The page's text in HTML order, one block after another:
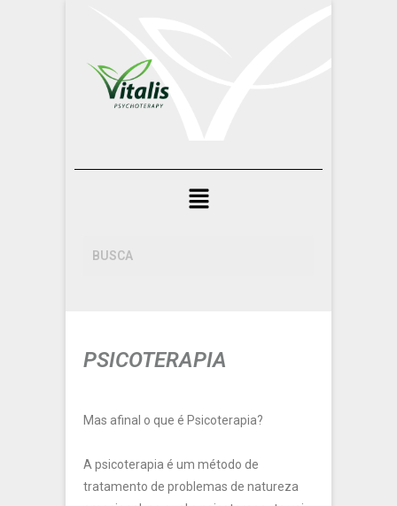
PSICOTERAPIA
Mas afinal o que é Psicoterapia?
A psicoterapia é um método de
tratamento de problemas de natureza